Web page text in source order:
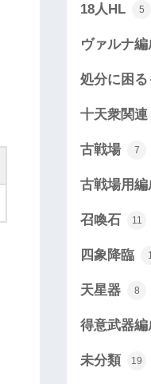
18人HL 5
ヴァルナ編
処分に困る
十天衆関連
古戦場 7
古戦場用編
召喚石 11
四象降臨
天星器 8
得意武器編
未分類 19